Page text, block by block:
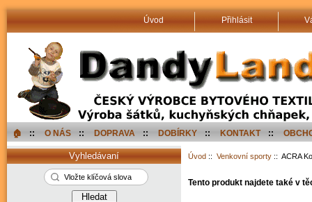
Úvod Přihlásit
🏠︎ :: O NÁS :: DOPRAVA :: DOBÍRKY :: KONTAKT ::
Úvod :: Venkovní sporty :: ACRA
Tento produkt najdete také v
Vyhledávaní